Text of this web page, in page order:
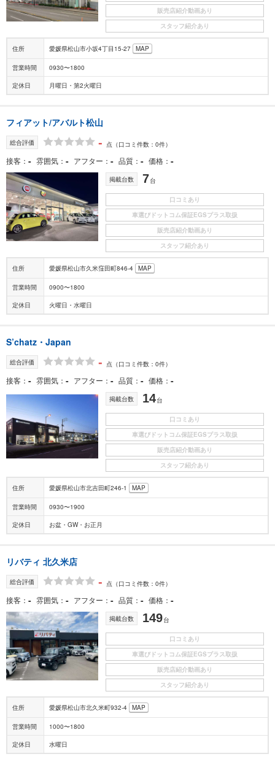
販売店紹介動画あり
スタッフ紹介あり
住所 愛媛県松山市小坂4丁目15-27 MAP
営業時間 0930〜1800
定休日 月曜日・第2火曜日
フィアット/アバルト松山
総合評価 - 点 （口コミ件数：0件）
接客 - 雰囲気 - アフター - 品質 - 価格 -
掲載台数 7台
口コミあり
車選びドットコム保証EGSプラス取扱
販売店紹介動画あり
スタッフ紹介あり
住所 愛媛県松山市久米窪田町846-4 MAP
営業時間 0900〜1800
定休日 火曜日・水曜日
S’chatz・Japan
総合評価 - 点 （口コミ件数：0件）
接客 - 雰囲気 - アフター - 品質 - 価格 -
掲載台数 14台
口コミあり
車選びドットコム保証EGSプラス取扱
販売店紹介動画あり
スタッフ紹介あり
住所 愛媛県松山市北吉田町246-1 MAP
営業時間 0930〜1900
定休日 お盆・GW・お正月
リバティ 北久米店
総合評価 - 点 （口コミ件数：0件）
接客 - 雰囲気 - アフター - 品質 - 価格 -
掲載台数 149台
口コミあり
車選びドットコム保証EGSプラス取扱
販売店紹介動画あり
スタッフ紹介あり
住所 愛媛県松山市北久米町932-4 MAP
営業時間 1000〜1800
定休日 水曜日